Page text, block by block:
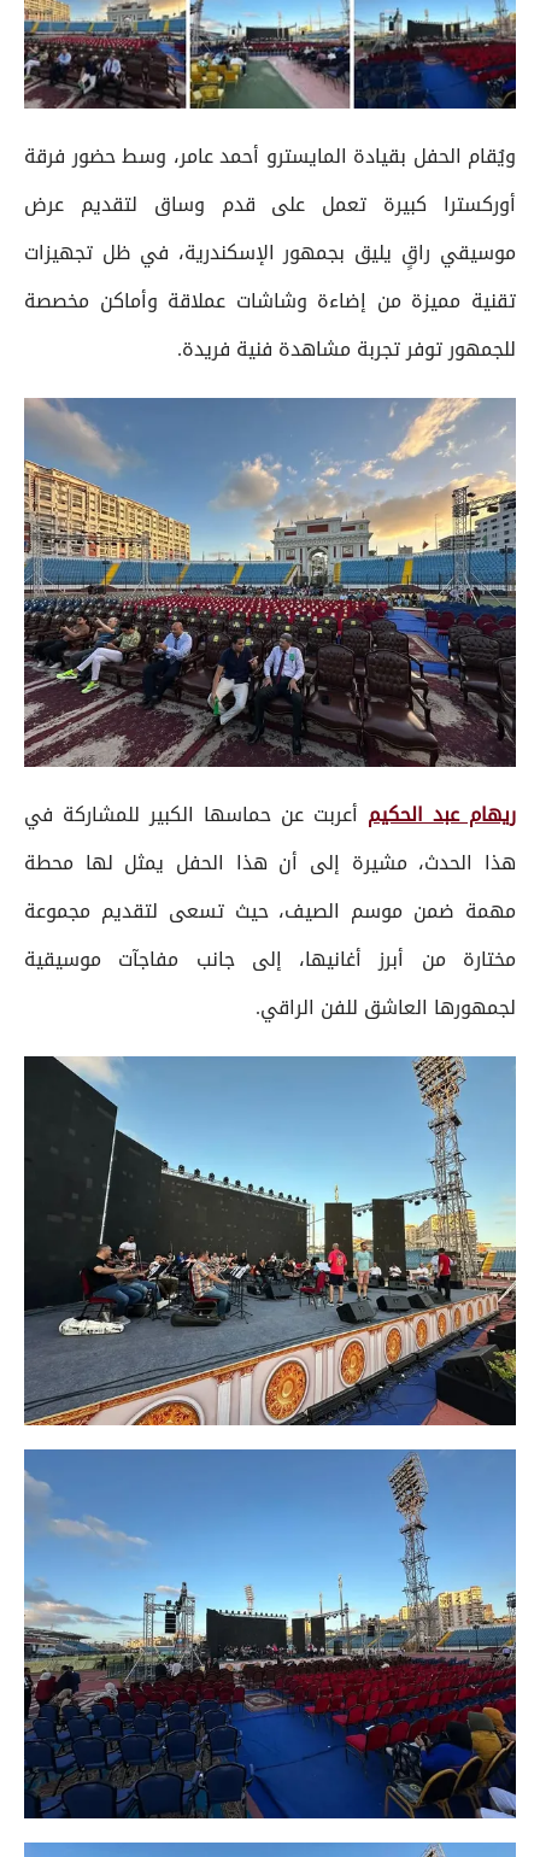
ويُقام الحفل بقيادة المايسترو أحمد عامر، وسط حضور فرقة
أوركسترا كبيرة تعمل على قدم وساق لتقديم عرض
موسيقي راقٍ يليق بجمهور الإسكندرية، في ظل تجهيزات
تقنية مميزة من إضاءة وشاشات عملاقة وأماكن مخصصة
للجمهور توفر تجربة مشاهدة فنية فريدة.
ريهام عبد الحكيم أعربت عن حماسها الكبير للمشاركة في
هذا الحدث، مشيرة إلى أن هذا الحفل يمثل لها محطة
مهمة ضمن موسم الصيف، حيث تسعى لتقديم مجموعة
مختارة من أبرز أغانيها، إلى جانب مفاجآت موسيقية
لجمهورها العاشق للفن الراقي.